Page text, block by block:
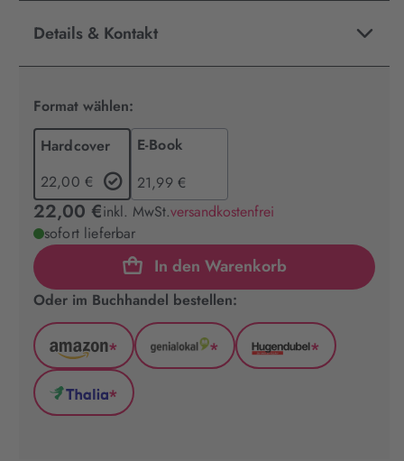
Details & Kontakt
Format wählen:
Hardcover
22,00 €
E-Book
21,99 €
22,00 €inkl. MwSt.versandkostenfrei
sofort lieferbar
In den Warenkorb
Oder im Buchhandel bestellen:
Amazon
(wird
in
neuem
*
GenialLokal
*
Hugendubel
*
Thalia
*